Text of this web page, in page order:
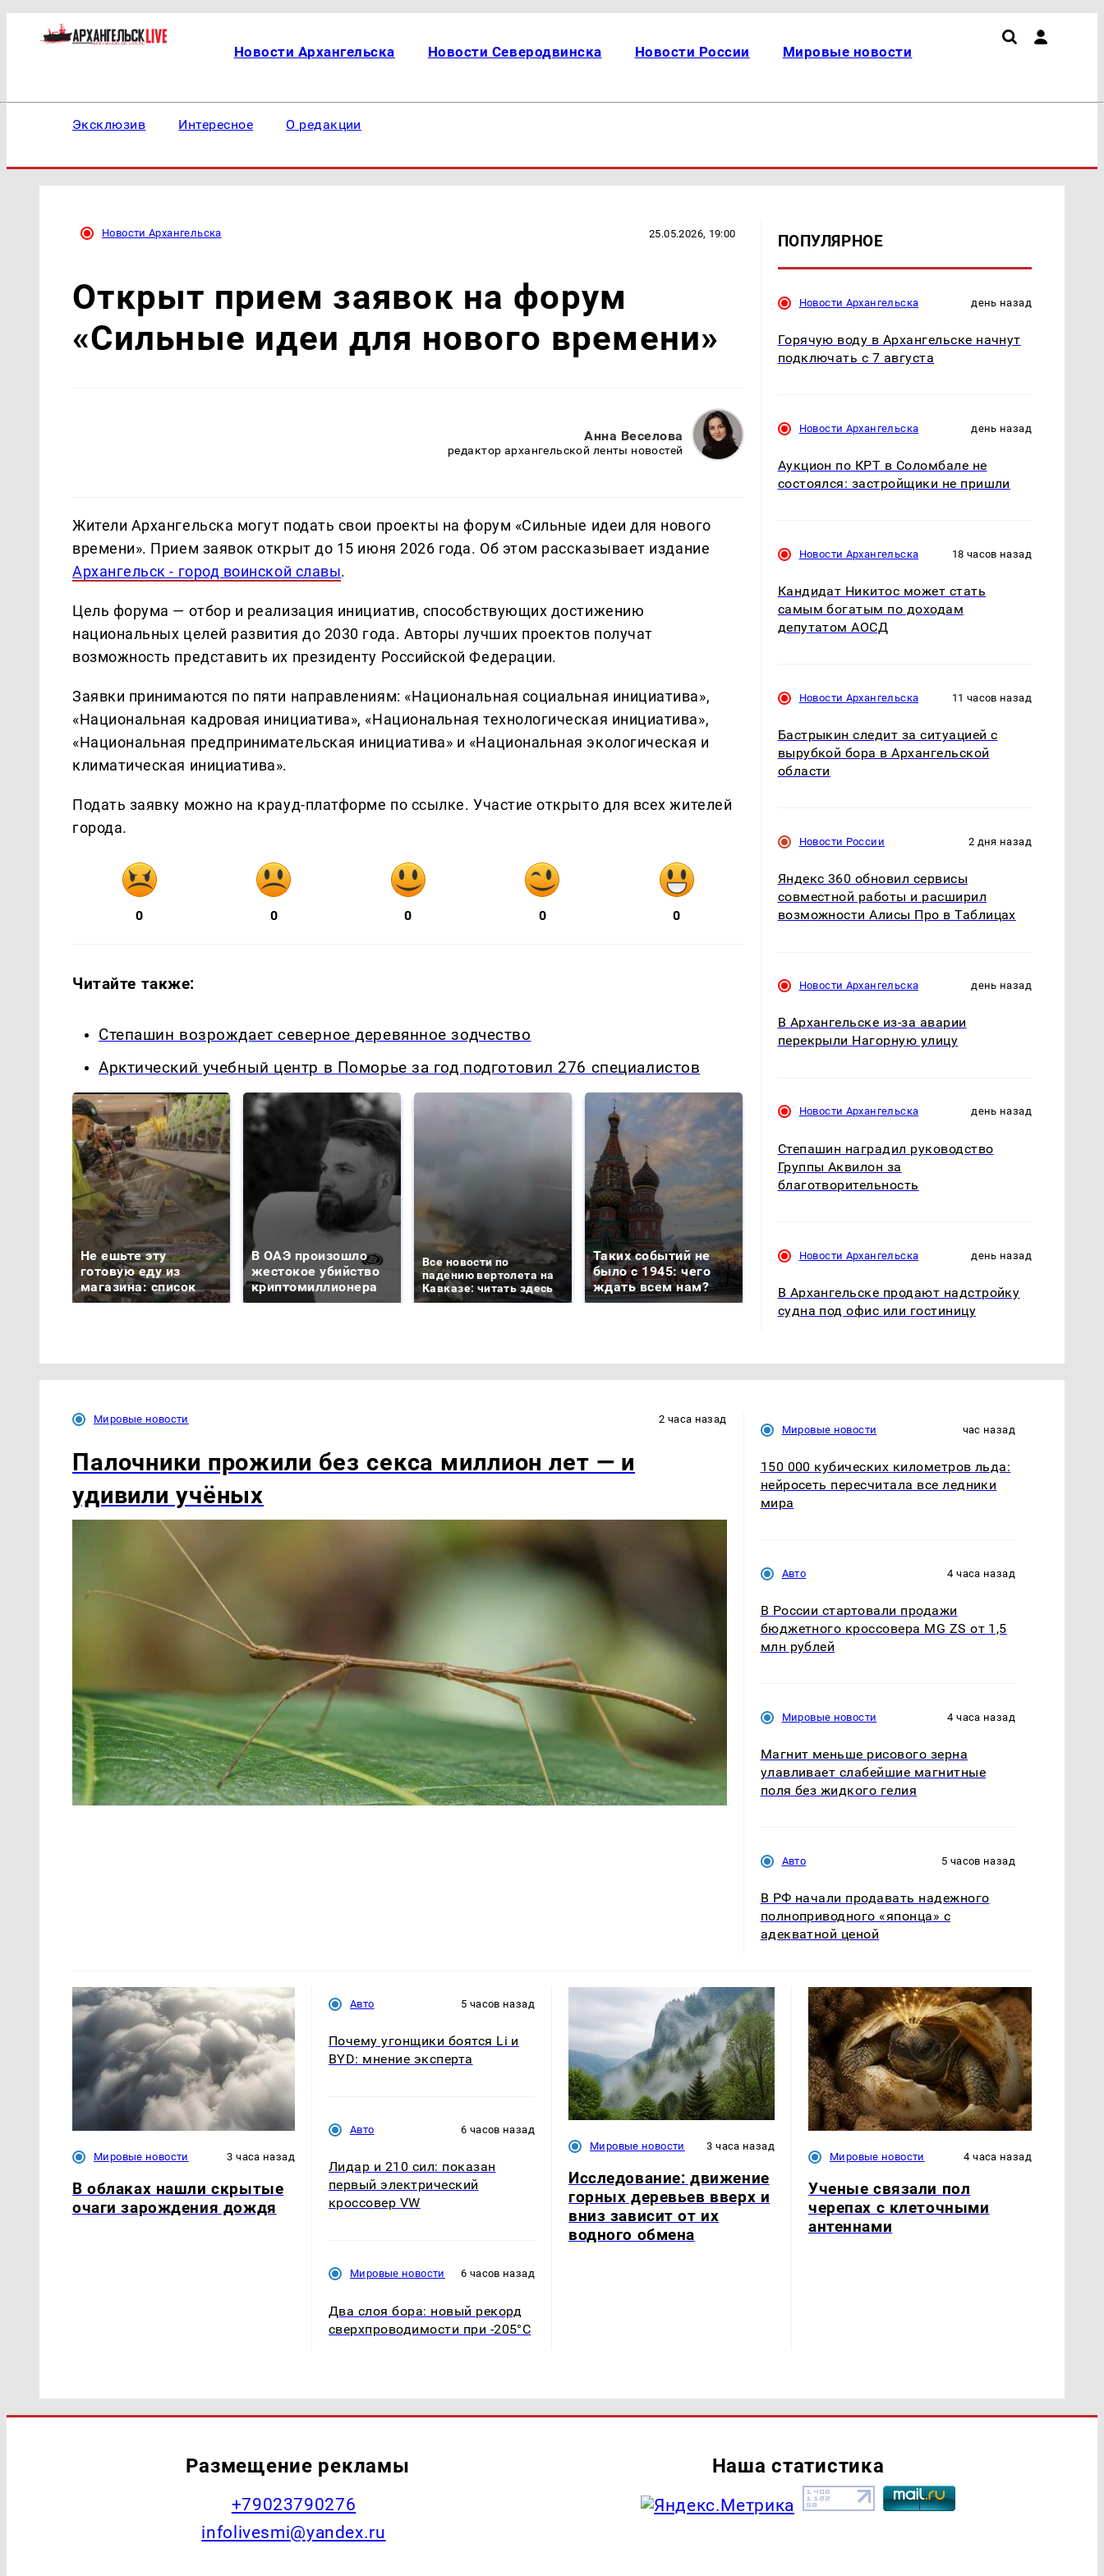
Новости Архангельска Новости Северодвинска Новости России Мировые новости
Эксклюзив Интересное О редакции
Новости Архангельска 25.05.2026, 19:00
Открыт прием заявок на форум
«Сильные идеи для нового времени»
Анна Веселова
редактор архангельской ленты новостей
Жители Архангельска могут подать свои проекты на форум «Сильные идеи для нового
времени». Прием заявок открыт до 15 июня 2026 года. Об этом рассказывает издание
Архангельск - город воинской славы.
Цель форума — отбор и реализация инициатив, способствующих достижению
национальных целей развития до 2030 года. Авторы лучших проектов получат
возможность представить их президенту Российской Федерации.
Заявки принимаются по пяти направлениям: «Национальная социальная инициатива»,
«Национальная кадровая инициатива», «Национальная технологическая инициатива»,
«Национальная предпринимательская инициатива» и «Национальная экологическая и
климатическая инициатива».
Подать заявку можно на крауд-платформе по ссылке. Участие открыто для всех жителей
города.
0 0 0 0 0
Читайте также:
Степашин возрождает северное деревянное зодчество
Арктический учебный центр в Поморье за год подготовил 276 специалистов
Не ешьте эту
готовую еду из
магазина: список
В ОАЭ произошло
жестокое убийство
криптомиллионера
Все новости по
падению вертолета на
Кавказе: читать здесь
Таких событий не
было с 1945: чего
ждать всем нам?
В магазинах России
продукта: что купить?
полицейскую
подожгли.
ПОПУЛЯРНОЕ
Новости Архангельска день назад
Горячую воду в Архангельске начнут
подключать с 7 августа
Новости Архангельска день назад
Аукцион по КРТ в Соломбале не
состоялся: застройщики не пришли
Новости Архангельска 18 часов назад
Кандидат Никитос может стать
самым богатым по доходам
депутатом АОСД
Новости Архангельска 11 часов назад
Бастрыкин следит за ситуацией с
вырубкой бора в Архангельской
области
Новости России 2 дня назад
Яндекс 360 обновил сервисы
совместной работы и расширил
возможности Алисы Про в Таблицах
Новости Архангельска день назад
В Архангельске из-за аварии
перекрыли Нагорную улицу
Новости Архангельска день назад
Степашин наградил руководство
Группы Аквилон за
благотворительность
Новости Архангельска день назад
В Архангельске продают надстройку
судна под офис или гостиницу
Мировые новости 2 часа назад
Палочники прожили без секса миллион лет — и
удивили учёных
Мировые новости час назад
150 000 кубических километров льда:
нейросеть пересчитала все ледники
мира
Авто 4 часа назад
В России стартовали продажи
бюджетного кроссовера MG ZS от 1,5
млн рублей
Мировые новости 4 часа назад
Магнит меньше рисового зерна
улавливает слабейшие магнитные
поля без жидкого гелия
Авто 5 часов назад
В РФ начали продавать надежного
полноприводного «японца» с
адекватной ценой
Мировые новости 3 часа назад
В облаках нашли скрытые
очаги зарождения дождя
Авто 5 часов назад
Почему угонщики боятся Li и
BYD: мнение эксперта
Авто 6 часов назад
Лидар и 210 сил: показан
первый электрический
кроссовер VW
Мировые новости 6 часов назад
Два слоя бора: новый рекорд
сверхпроводимости при -205°C
Мировые новости 3 часа назад
Исследование: движение
горных деревьев вверх и
вниз зависит от их
водного обмена
Мировые новости 4 часа назад
Ученые связали пол
черепах с клеточными
антеннами
Размещение рекламы
+79023790276
infolivesmi@yandex.ru
Наша статистика